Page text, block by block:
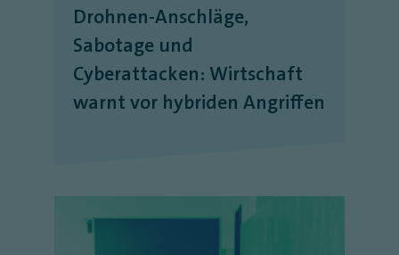
Drohnen-Anschläge,
Sabotage und
Cyberattacken: Wirtschaft
warnt vor hybriden Angriffen